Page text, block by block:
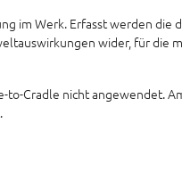
im Werk. Erfasst werden die
wider, für die
Cradle nicht angewendet.